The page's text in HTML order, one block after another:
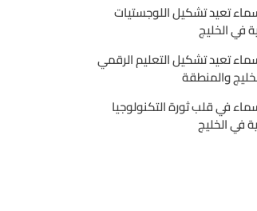
أسماء تعيد تشكيل اللوجستيات
في الخليج
أسماء تعيد تشكيل التعليم الرقمي
والمنطقة
أسماء في قلب ثورة التكنولوجيا
في الخليج